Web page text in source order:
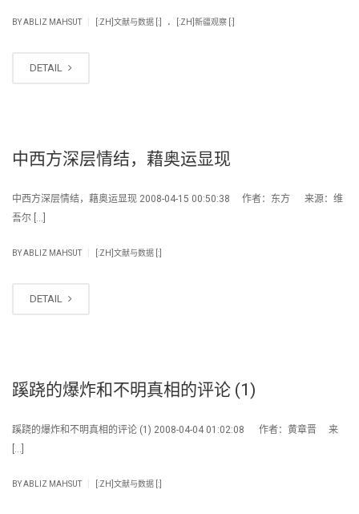
BYABLIZ MAHSUT [:ZH]文献与数据 [:] . [:ZH]新疆观察 [:]
DETAIL
中西方深层情结，藉奥运显现
中西方深层情结，藉奥运显现 2008-04-15 00:50:38 作者：东方 来源：维
吾尔 […]
BYABLIZ MAHSUT [:ZH]文献与数据 [:]
DETAIL
蹊跷的爆炸和不明真相的评论 (1)
蹊跷的爆炸和不明真相的评论 (1) 2008-04-04 01:02:08 作者：黄章晋 来
[…]
BYABLIZ MAHSUT [:ZH]文献与数据 [:]